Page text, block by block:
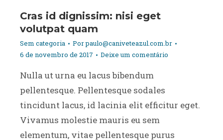
Cras id dignissim: nisi eget
volutpat quam
Sem categoria Porpaulo@caniveteazul.com.br
6 de novembro de 2017
Deixe um comentário
Nulla ut urna eu lacus bibendum
pellentesque. Pellentesque sodales
tincidunt lacus, id lacinia elit efficitur eget.
Vivamus molestie mauris eu sem
elementum, vitae pellentesque purus